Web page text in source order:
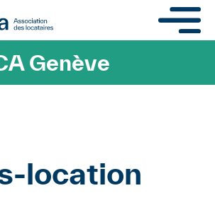
Aller au contenu
Genève
location